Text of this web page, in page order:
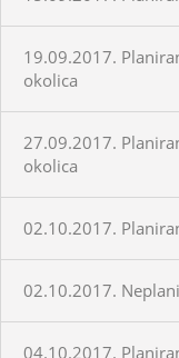
19.09.2017.
okolica
27.09.2017.
okolica
02.10.2017.
02.10.2017.
04.10.2017.